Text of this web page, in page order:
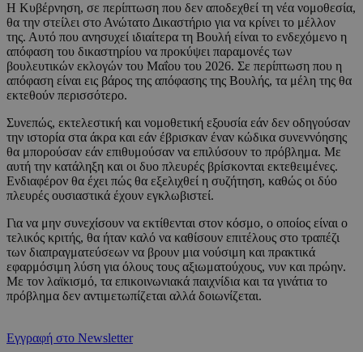
Η Κυβέρνηση, σε περίπτωση που δεν αποδεχθεί τη νέα νομοθεσία,
θα την στείλει στο Ανώτατο Δικαστήριο για να κρίνει το μέλλον
της. Αυτό που ανησυχεί ιδιαίτερα τη Βουλή είναι το ενδεχόμενο η
απόφαση του δικαστηρίου να προκύψει παραμονές των
βουλευτικών εκλογών του Μαΐου του 2026. Σε περίπτωση που η
απόφαση είναι εις βάρος της απόφασης της Βουλής, τα μέλη της θα
εκτεθούν περισσότερο.
Συνεπώς, εκτελεστική και νομοθετική εξουσία εάν δεν οδηγούσαν
την ιστορία στα άκρα και εάν έβρισκαν έναν κώδικα συνεννόησης
θα μπορούσαν εάν επιθυμούσαν να επιλύσουν το πρόβλημα. Με
αυτή την κατάληξη και οι δυο πλευρές βρίσκονται εκτεθειμένες.
Ενδιαφέρον θα έχει πώς θα εξελιχθεί η συζήτηση, καθώς οι δύο
πλευρές ουσιαστικά έχουν εγκλωβιστεί.
Για να μην συνεχίσουν να εκτίθενται στον κόσμο, ο οποίος είναι ο
τελικός κριτής, θα ήταν καλό να καθίσουν επιτέλους στο τραπέζι
των διαπραγματεύσεων να βρουν μια νούσιμη και πρακτικά
εφαρμόσιμη λύση για όλους τους αξιωματούχους, νυν και πρώην.
Με τον λαϊκισμό, τα επικοινωνιακά παιχνίδια και τα γινάτια το
πρόβλημα δεν αντιμετωπίζεται αλλά δοιωνίζεται.
Εγγραφή στο Newsletter